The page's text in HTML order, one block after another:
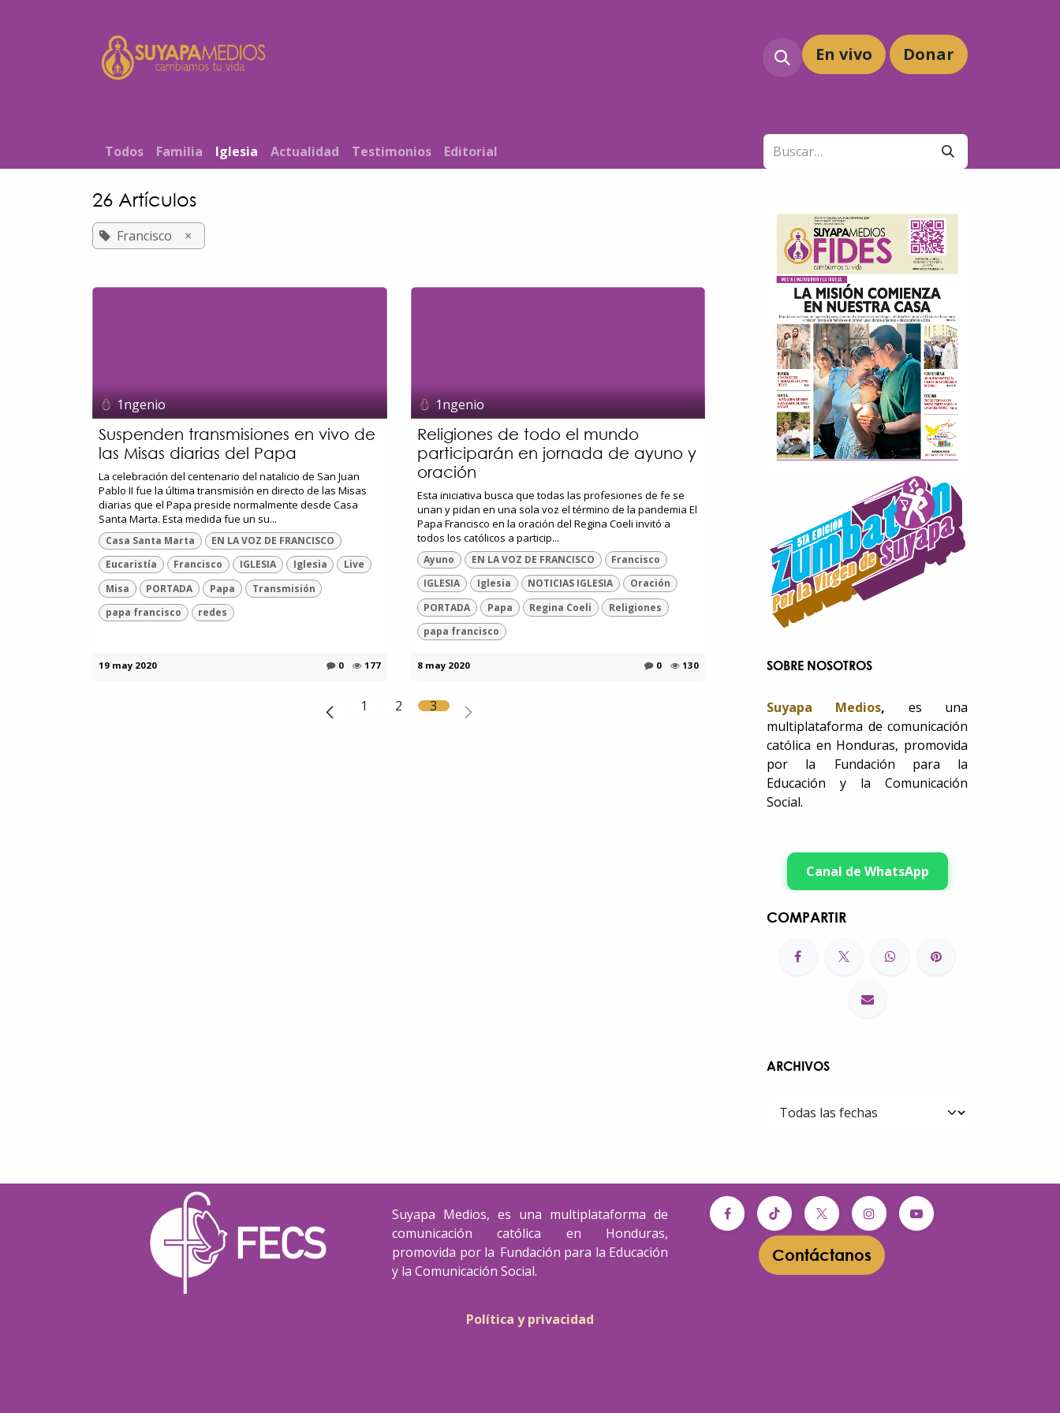
En vivo Donar
T​od​​os Familia Iglesia Actualidad Testimonios Editorial
26 Artículos
Francisco ×
1ngenio
Suspenden transmisiones en vivo de
las Misas diarias del Papa
La celebración del centenario del natalicio de San Juan
Pablo II fue la última transmisión en directo de las Misas
diarias que el Papa preside normalmente desde Casa
Santa Marta. Esta medida fue un su...
Casa Santa Marta
EN LA VOZ DE FRANCISCO
Eucaristía
Francisco IGLESIA Iglesia
Live
Misa
PORTADA Papa
Transmisión
papa francisco
redes
19 may 2020 0 177
1ngenio
Religiones de todo el mundo
participarán en jornada de ayuno y
oración
Esta iniciativa busca que todas las profesiones de fe se
unan y pidan en una sola voz el término de la pandemia El
Papa Francisco en la oración del Regina Coeli invitó a
todos los católicos a particip...
Ayuno EN LA VOZ DE FRANCISCO
Francisco
IGLESIA
Iglesia NOTICIAS IGLESIA
Oración
PORTADA
Papa Regina Coeli
Religiones
papa francisco
8 may 2020 0 130
1 2 3
SOBRE NOSOTROS
Suyapa Medios, es una
multiplataforma de comunicación
católica en Honduras, promovida
por la Fundación para la
Educación y la Comunicación
Social.
Canal de WhatsApp
COMPARTIR
ARCHIVOS
Contáctanos​​
Suyapa Medios, es una multiplataforma de
comunicación católica en Honduras,
promovida por la Fundación para la Educación
y la Comunicación Social.
Política y privacidad